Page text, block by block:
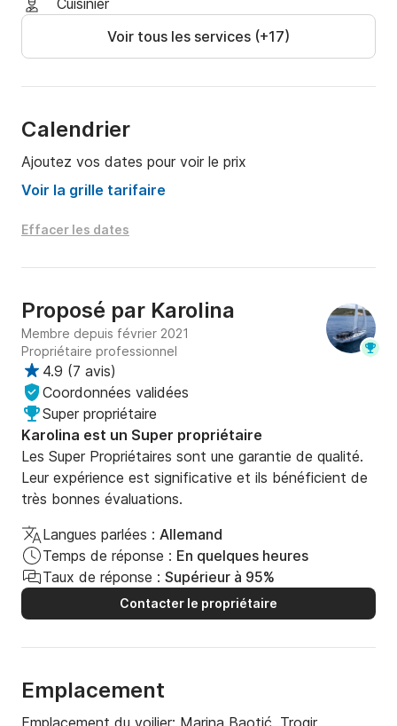
Cuisinier
Voir tous les services (+17)
Calendrier
Ajoutez vos dates pour voir le prix
Voir la grille tarifaire
Effacer les dates
Proposé par Karolina
Membre depuis février 2021
Propriétaire professionnel
4.9 (7 avis)
Coordonnées validées
Super propriétaire
Karolina est un Super propriétaire
Les Super Propriétaires sont une garantie de qualité.
Leur expérience est significative et ils bénéficient de
très bonnes évaluations.
Langues parlées : Allemand
Temps de réponse : En quelques heures
Taux de réponse : Supérieur à 95%
Contacter le propriétaire
Emplacement